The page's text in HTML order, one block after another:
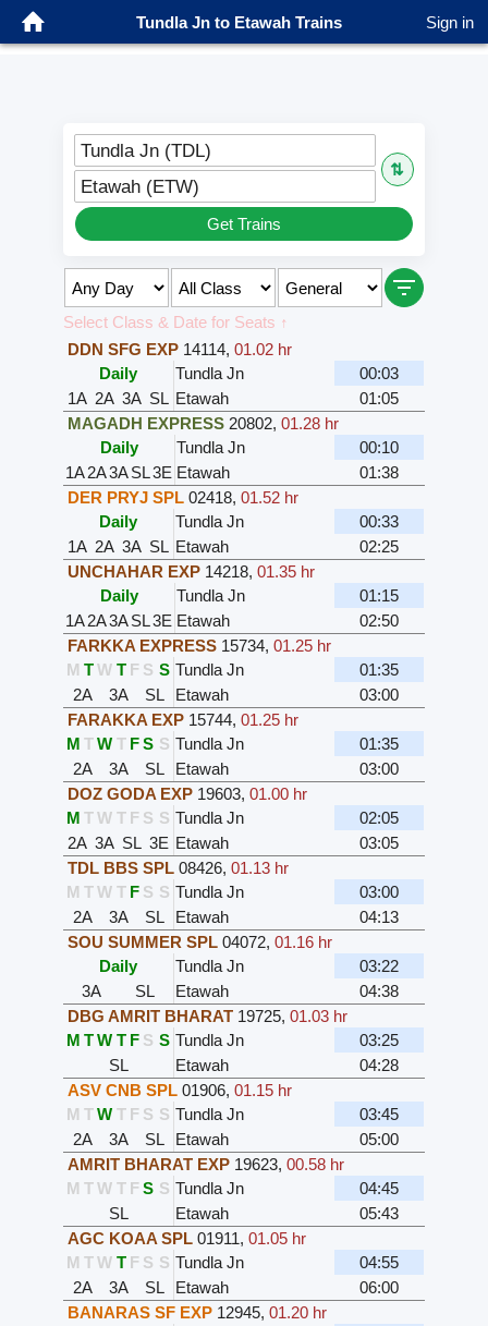
Tundla Jn to Etawah Trains Sign in
Tundla Jn (TDL)
⇅
Etawah (ETW)
Get Trains
Select Class & Date for Seats ↑
DDN SFG EXP 14114,01.02 hr
Daily
Tundla Jn
00:03
1A 2A 3A SL Etawah
01:05
MAGADH EXPRESS 20802,01.28 hr
Daily
Tundla Jn
00:10
1A2A3ASL3E Etawah
01:38
DER PRYJ SPL 02418,01.52 hr
Daily
Tundla Jn
00:33
1A 2A 3A SL Etawah
02:25
UNCHAHAR EXP 14218,01.35 hr
Daily
Tundla Jn
01:15
1A2A3ASL3E Etawah
02:50
FARKKA EXPRESS 15734,01.25 hr
M T W T F S S Tundla Jn
01:35
2A
3A SL Etawah
03:00
FARAKKA EXP 15744,01.25 hr
M T W T F S S Tundla Jn
01:35
2A
3A SL Etawah
03:00
DOZ GODA EXP 19603,01.00 hr
M T W T F S S Tundla Jn
02:05
2A 3A SL 3E Etawah
03:05
TDL BBS SPL 08426,01.13 hr
M T W T F S S Tundla Jn
03:00
2A
3A SL Etawah
04:13
SOU SUMMER SPL 04072,01.16 hr
Daily
Tundla Jn
03:22
3A
SL Etawah
04:38
DBG AMRIT BHARAT 19725,01.03 hr
M T W T F S S Tundla Jn
03:25
SL
Etawah
04:28
ASV CNB SPL 01906,01.15 hr
M T W T F S S Tundla Jn
03:45
2A
3A SL Etawah
05:00
AMRIT BHARAT EXP 19623,00.58 hr
M T W T F S S Tundla Jn
04:45
SL
Etawah
05:43
AGC KOAA SPL 01911,01.05 hr
M T W T F S S Tundla Jn
04:55
2A
3A SL Etawah
06:00
BANARAS SF EXP 12945,01.20 hr